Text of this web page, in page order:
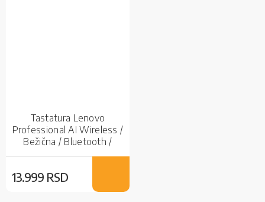
Tastatura Lenovo
Professional AI Wireless /
Bežična / Bluetooth /
13.999 RSD